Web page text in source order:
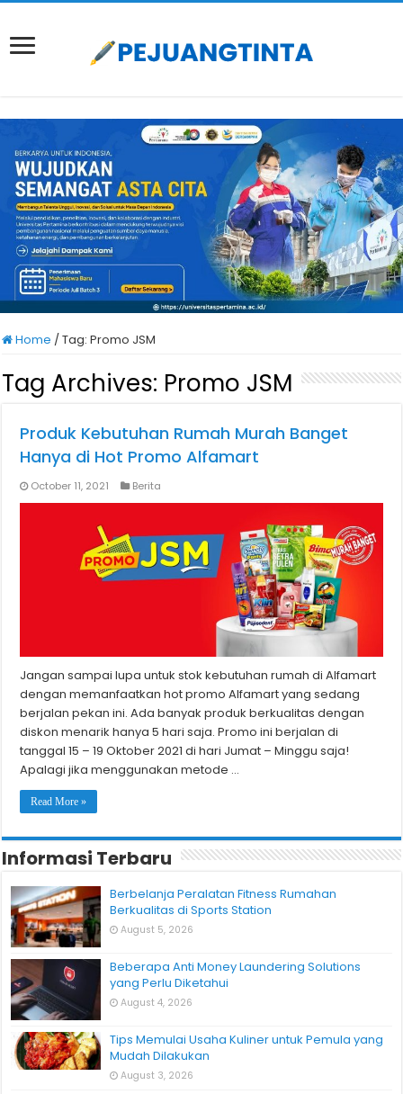
Home /Tag:Promo JSM
Tag Archives: Promo JSM
Produk Kebutuhan Rumah Murah Banget
Hanya di Hot Promo Alfamart
October 11, 2021 Berita
Jangan sampai lupa untuk stok kebutuhan rumah di Alfamart
dengan memanfaatkan hot promo Alfamart yang sedang
berjalan pekan ini. Ada banyak produk berkualitas dengan
diskon menarik hanya 5 hari saja. Promo ini berjalan di
tanggal 15 – 19 Oktober 2021 di hari Jumat – Minggu saja!
Apalagi jika menggunakan metode …
Read More »
Informasi Terbaru
Berbelanja Peralatan Fitness Rumahan
Berkualitas di Sports Station
August 5, 2026
Beberapa Anti Money Laundering Solutions
yang Perlu Diketahui
August 4, 2026
Tips Memulai Usaha Kuliner untuk Pemula yang
Mudah Dilakukan
August 3, 2026